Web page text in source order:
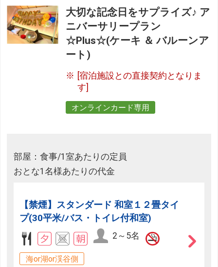
大切な記念日をサプライズ♪ ア
ニバーサリープラン
☆Plus☆(ケーキ ＆ バルーンア
ート)
[宿泊施設との直接契約となりま
す]
オンラインカード専用
部屋：食事/1室あたりの定員
おとな1名様あたりの代金
【禁煙】スタンダード 和室１２畳タイ
プ(30平米/バス・トイレ付和室)
2～5名
海or湖or渓谷側